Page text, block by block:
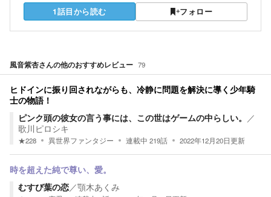
1話目から読む フォロー
風音紫杏さんの他のおすすめレビュー 79
ヒドインに振り回されながらも、冷静に問題を解決に導く少年騎
士の物語！
ピンク頭の彼女の言う事には、この世はゲームの中らしい。 ／
歌川ピロシキ
★228 異世界ファンタジー 連載中 219話 2022年12月20日更新
時を超えた純で尊い、愛。
むすび葉の恋／顎木あくみ